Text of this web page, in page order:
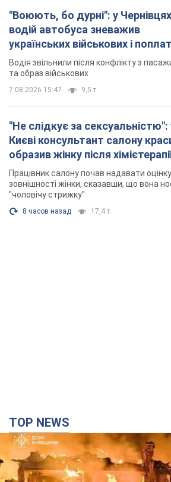
"Воюють, бо дурні": у Чернівцях
водій автобуса зневажив
українських військових і
Відео
Водія звільнили після конфлікту з
та образ військових
7.08.2026 15:47 9,5 т.
"Не слідкує за сексуальністю":
Києві консультант салону
образив жінку після
розгорівся скандал. Фото
Працівник салону почав надавати оцінку
зовнішності жінки, сказавши, що вона
"чоловічу стрижку"
8 часов назад 17,4 т.
TOP NEWS